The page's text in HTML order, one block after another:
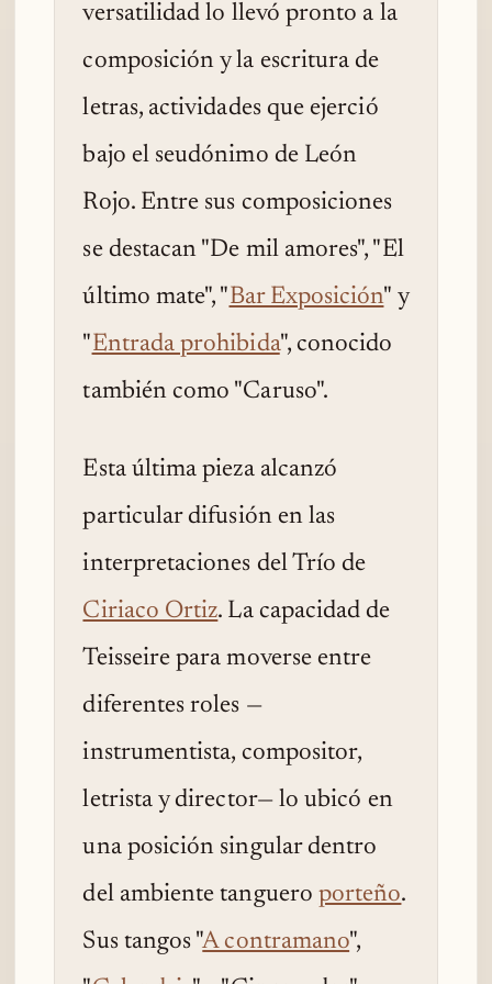
versatilidad lo llevó pronto a la
composición y la escritura de
letras, actividades que ejerció
bajo el seudónimo de León
Rojo. Entre sus composiciones
se destacan "De mil amores", "El
último mate", "Bar Exposición" y
"Entrada prohibida", conocido
también como "Caruso".
Esta última pieza alcanzó
particular difusión en las
interpretaciones del Trío de
Ciriaco Ortiz. La capacidad de
Teisseire para moverse entre
diferentes roles —
instrumentista, compositor,
letrista y director— lo ubicó en
una posición singular dentro
del ambiente tanguero porteño.
Sus tangos "A contramano",